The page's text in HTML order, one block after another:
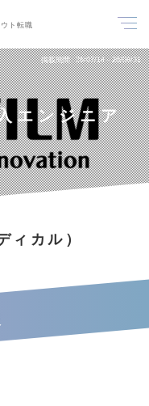
ト転職
掲載期間 26/07/14～26/08/31
エンジニア
ィカル）